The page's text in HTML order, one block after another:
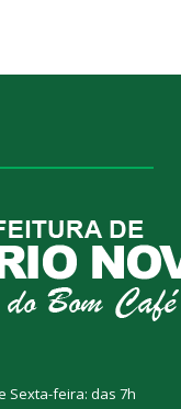
Sexta-feira: das 7h